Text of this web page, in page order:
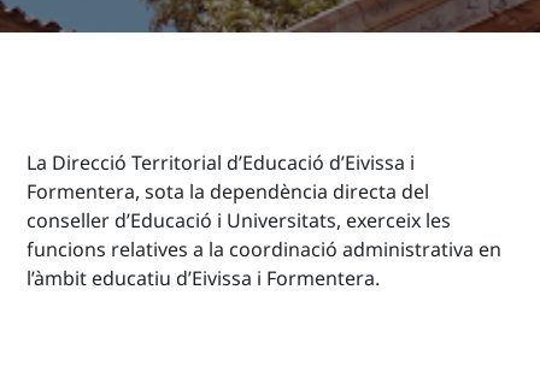
La Direcció Territorial d’Educació d’Eivissa i
Formentera, sota la dependència directa del
conseller d’Educació i Universitats, exerceix les
funcions relatives a la coordinació administrativa en
l’àmbit educatiu d’Eivissa i Formentera.